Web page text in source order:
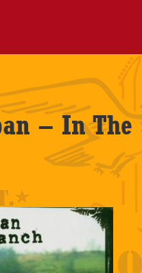
– In The